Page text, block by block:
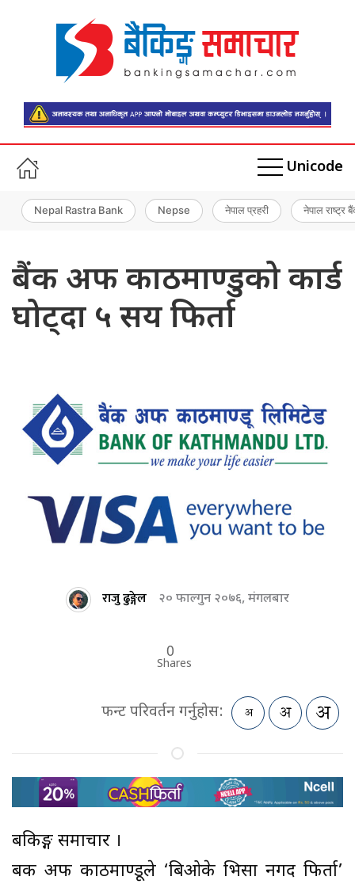
Unicode
Nepal Rastra Bank Nepse नेपाल प्रहरी नेपाल राष्ट्र
बैंक अफ काठमाण्डुको कार्ड
घोट्दा ५ सय फिर्ता
राजु ढुङ्गेल २० फाल्गुन २०७६, मंगलबार
0
Shares
फन्ट परिवर्तन गर्नुहोस:
बैंकिङ्ग समाचार ।
बैंक अफ काठमाण्डूले ‘बिओके भिसा नगद फिर्ता’